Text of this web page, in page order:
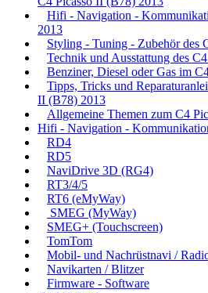
Hifi - Navigation -
2013
Styling - Tuning - Zubehör des
Technik und Ausstattung des
Benziner, Diesel oder Gas im
Tipps, Tricks und
II (B78) 2013
Allgemeine Themen zum C4
Hifi - Navigation -
RD4
RD5
NaviDrive 3D (RG4)
RT3/4/5
RT6 (eMyWay)
SMEG (MyWay)
SMEG+ (Touchscreen)
TomTom
Mobil- und Nachrüstnavi /
Navikarten / Blitzer
Firmware - Software